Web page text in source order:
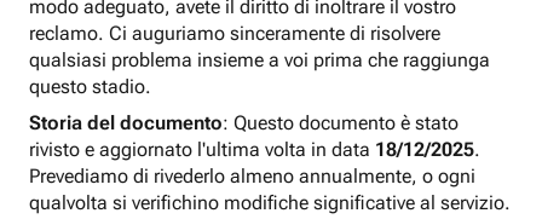
modo adeguato, avete il diritto di inoltrare il vostro
reclamo. Ci auguriamo sinceramente di risolvere
qualsiasi problema insieme a voi prima che raggiunga
questo stadio.
Storia del documento: Questo documento è stato
rivisto e aggiornato l'ultima volta in data 18/12/2025.
Prevediamo di rivederlo almeno annualmente, o ogni
qualvolta si verifichino modifiche significative al servizio.